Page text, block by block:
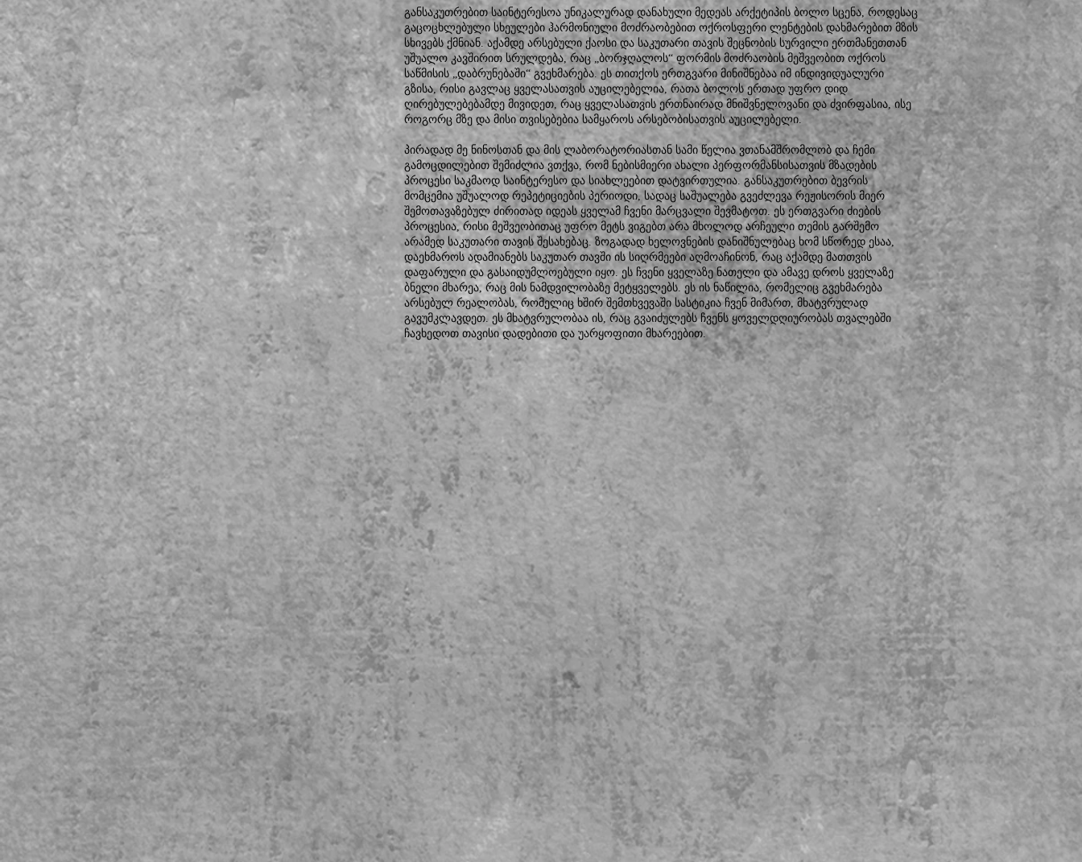
განსაკუთრებით საინტერესოა უნიკალურად დანახული მედეას არქეტიპის ბოლო სცენა, როდესაც
გაცოცხლებული სხეულები ჰარმონიული მოძრაობებით ოქროსფერი ლენტების დახმარებით მზის
სხივებს ქმნიან. აქამდე არსებული ქაოსი და საკუთარი თავის შეცნობის სურვილი ერთმანეთთან
უშუალო კავშირით სრულდება, რაც „ბორჯღალოს“ ფორმის მოძრაობის მეშვეობით ოქროს
საწმისის „დაბრუნებაში“ გვეხმარება. ეს თითქოს ერთგვარი მინიშნებაა იმ ინდივიდუალური
გზისა, რისი გავლაც ყველასათვის აუცილებელია, რათა ბოლოს ერთად უფრო დიდ
ღირებულებებამდე მივიდეთ, რაც ყველასათვის ერთნაირად მნიშვნელოვანი და ძვირფასია, ისე
როგორც მზე და მისი თვისებებია სამყაროს არსებობისათვის აუცილებელი.
პირადად მე ნინოსთან და მის ლაბორატორიასთან სამი წელია ვთანამშრომლობ და ჩემი
გამოცდილებით შემიძლია ვთქვა, რომ ნებისმიერი ახალი პერფორმანსისათვის მზადების
პროცესი საკმაოდ საინტერესო და სიახლეებით დატვირთულია. განსაკუთრებით ბევრის
მომცემია უშუალოდ რეპეტიციების პერიოდი, სადაც საშუალება გვეძლევა რეჟისორის მიერ
შემოთავაზებულ ძირითად იდეას ყველამ ჩვენი მარცვალი შევმატოთ. ეს ერთგვარი ძიების
პროცესია, რისი მეშვეობითაც უფრო მეტს ვიგებთ არა მხოლოდ არჩეული თემის გარშემო
არამედ საკუთარი თავის შესახებაც. ზოგადად ხელოვნების დანიშნულებაც ხომ სწორედ ესაა,
დაეხმაროს ადამიანებს საკუთარ თავში ის სიღრმეები აღმოაჩინონ, რაც აქამდე მათთვის
დაფარული და გასაიდუმლოებული იყო. ეს ჩვენი ყველაზე ნათელი და ამავე დროს ყველაზე
ბნელი მხარეა, რაც მის ნამდვილობაზე მეტყველებს. ეს ის ნაწილია, რომელიც გვეხმარება
არსებულ რეალობას, რომელიც ხშირ შემთხვევაში სასტიკია ჩვენ მიმართ, მხატვრულად
გავუმკლავდეთ. ეს მხატვრულობაა ის, რაც გვაიძულებს ჩვენს ყოველდღიურობას თვალებში
ჩავხედოთ თავისი დადებითი და უარყოფითი მხარეებით.